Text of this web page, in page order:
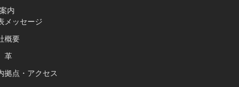
内
メッセージ
概要
革
拠点・アクセス